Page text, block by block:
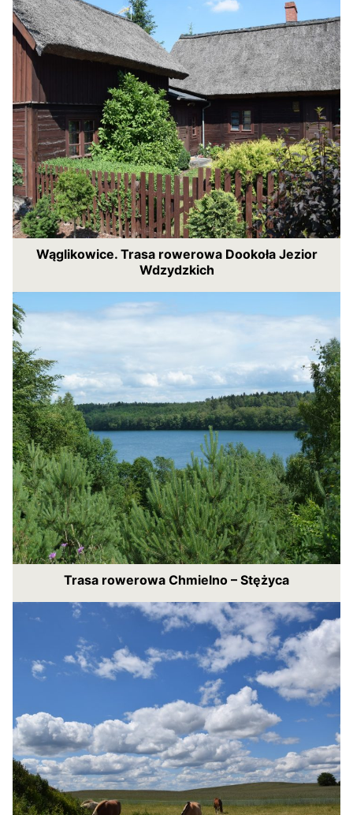
Wąglikowice. Trasa rowerowa Dookoła Jezior
Wdzydzkich
Trasa rowerowa Chmielno – Stężyca